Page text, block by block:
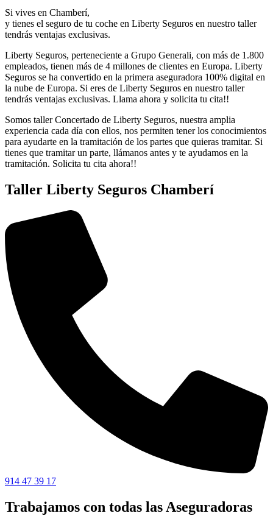
Si vives en Chamberí,
y tienes el seguro de tu coche en Liberty Seguros en nuestro taller
tendrás ventajas exclusivas.
Liberty Seguros, perteneciente a Grupo Generali, con más de 1.800
empleados, tienen más de 4 millones de clientes en Europa. Liberty
Seguros se ha convertido en la primera aseguradora 100% digital en
la nube de Europa. Si eres de Liberty Seguros en nuestro taller
tendrás ventajas exclusivas. Llama ahora y solicita tu cita!!
Somos taller Concertado de Liberty Seguros, nuestra amplia
experiencia cada día con ellos, nos permiten tener los conocimientos
para ayudarte en la tramitación de los partes que quieras tramitar. Si
tienes que tramitar un parte, llámanos antes y te ayudamos en la
tramitación. Solicita tu cita ahora!!
Taller Liberty Seguros Chamberí
914 47 39 17
Trabajamos con todas las Aseguradoras